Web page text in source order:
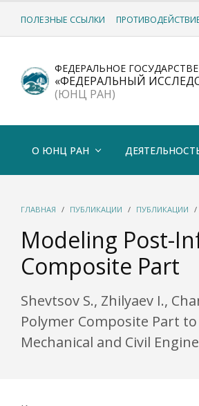
ПОЛЕЗНЫЕ ССЫЛКИ
ФЕДЕРАЛЬНОЕ
«ФЕДЕРАЛЬНЫЙ
(ЮНЦ РАН)
О ЮНЦ РАН
ГЛАВНАЯ ПУБЛИКАЦИИ ПУБЛИКАЦИИ
Modeling Post-
Composite Part
Shevtsov S., Zhilyaev I.,
Polymer Composite Part
Mechanical and Civil